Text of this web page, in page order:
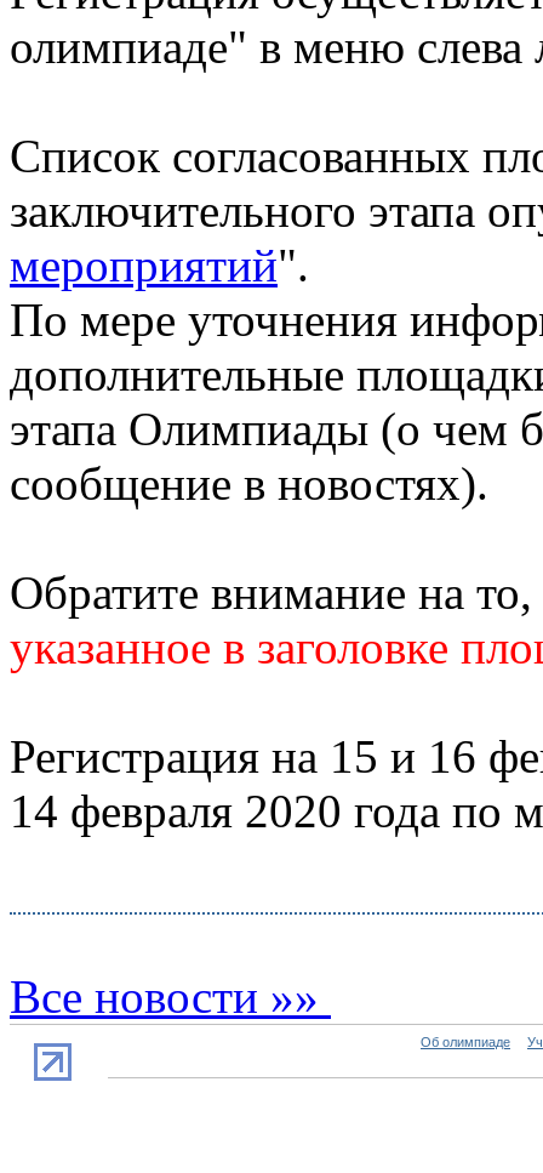
олимпиаде" в меню слева
Список согласованных
заключительного этапа
мероприятий".
По мере уточнения
дополнительные
этапа Олимпиады (о чем
сообщение в новостях).
Обратите внимание на
указанное в заголовке
Регистрация на 15 и 16
14 февраля 2020 года по
Все новости »»
Об олимпиаде